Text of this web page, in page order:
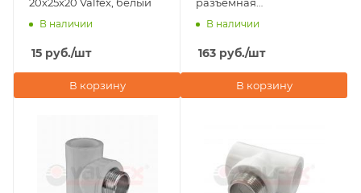
В наличии
15 руб./шт
В корзину
(американка) ВР 20х3/4"
В наличии
163 руб./шт
В корзину